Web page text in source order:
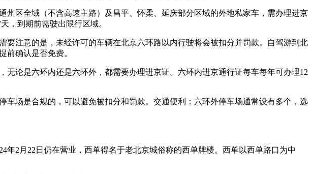
区全域（不含高速主路）及昌平、怀柔、延庆部分区域的外地私家车，需办理进京
，到期前需驶出限行区域。
注意的是，未经许可的车辆在北京六环路以内行驶将会被扣分并罚款。自驾游到北
前确认是否免费。
论是六环内还是六环外，都需要办理进京证。六环内进京通行证每车每年可办理12
场是合规的，可以避免被扣分和罚款。交通便利：六环外停车场通常设有多个，选
2月22日仍在营业，西单得名于老北京城俗称的西单牌楼。西单以西单路口为中